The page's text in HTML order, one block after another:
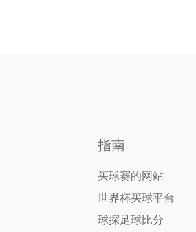
指南
买球赛的网站
世界杯买球平台
球探足球比分